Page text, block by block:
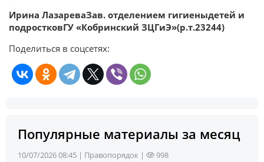
Ирина ЛазареваЗав. отделением гигиеныдетей и
подростковГУ «Кобринский ЗЦГиЭ»(р.т.23244)
Поделиться в соцсетях:
Популярные материалы за месяц
10/07/2026 08:45 | Правопорядок | 998